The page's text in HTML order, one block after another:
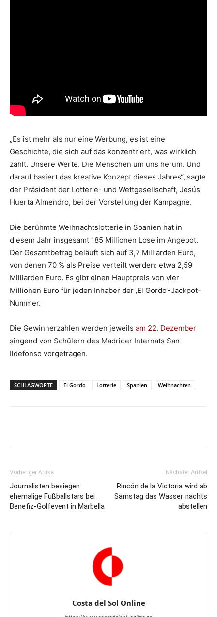
„Es ist mehr als nur eine Werbung, es ist eine
Geschichte, die sich auf das konzentriert, was wirklich
zählt. Unsere Werte. Die Menschen um uns herum. Und
darauf basiert das kreative Konzept dieses Jahres“, sagte
der Präsident der Lotterie- und Wettgesellschaft, Jesús
Huerta Almendro, bei der Vorstellung der Kampagne.
Die berühmte Weihnachtslotterie in Spanien hat in
diesem Jahr insgesamt 185 Millionen Lose im Angebot.
Der Gesamtbetrag beläuft sich auf 3,7 Milliarden Euro,
von denen 70 % als Preise verteilt werden: etwa 2,59
Milliarden Euro. Es gibt einen Hauptpreis von vier
Millionen Euro für jeden Inhaber der ‚El Gordo‘-Jackpot-
Nummer.
Die Gewinnerzahlen werden jeweils am 22. Dezember
singend von Schülern des Madrider Internats San
Ildefonso vorgetragen.
SCHLAGWORTE El Gordo Lotterie Spanien Weihnachten
Vorheriger Artikel
Journalisten besiegen
ehemalige Fußballstars bei
Benefiz-Golfevent in Marbella
Nächster Artikel
Rincón de la Victoria wird ab
Samstag das Wasser nachts
abstellen
Costa del Sol Online